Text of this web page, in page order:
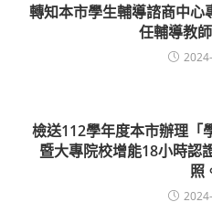
轉知本市學生輔導諮商中
任輔導教
檢送112學年度本市辦理「
暨大專院校增能18小時認
照